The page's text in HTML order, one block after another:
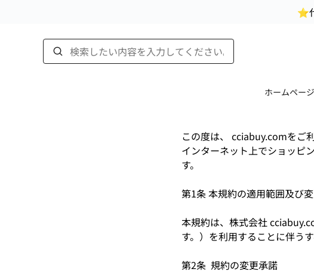
⭐
ホームページ
この度は、 cciabuy.comをご
インターネット上でショッピ
す。
第1条 本規約の適用範囲及び
本規約は、株式会社
す。）を利用することに伴う
第2条 規約の変更承諾